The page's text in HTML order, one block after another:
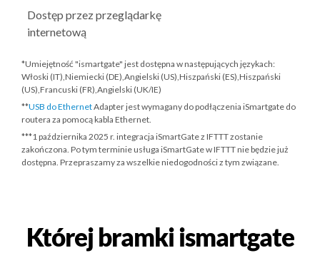
Dostęp przez przeglądarkę
internetową
*Umiejętność "ismartgate" jest dostępna w następujących językach:
Włoski (IT),Niemiecki (DE),Angielski (US),Hiszpański (ES),Hiszpański
(US),Francuski (FR),Angielski (UK/IE)
**USB do EthernetAdapter jest wymagany do podłączenia iSmartgate do
routera za pomocą kabla Ethernet.
***1 października 2025 r. integracja iSmartGate z IFTTT zostanie
zakończona. Po tym terminie usługa iSmartGate w IFTTT nie będzie już
dostępna. Przepraszamy za wszelkie niedogodności z tym związane.
Której bramki ismartgate